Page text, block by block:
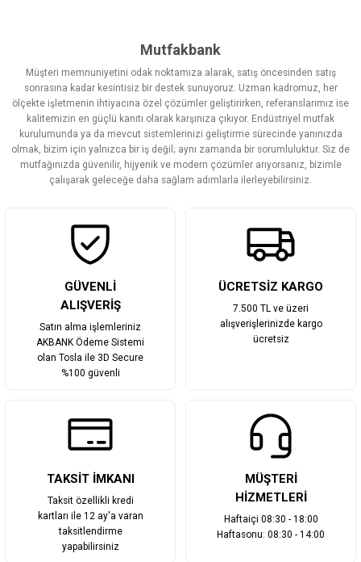
Görüş ve önerileriniz için teşekkür ederiz.
Ürün resmi kalitesiz, bozuk veya görüntülenemiyor.
Ürün açıklamasında eksik bilgiler bulunuyor.
Ürün bilgilerinde hatalar bulunuyor.
Ürün fiyatı diğer sitelerden daha pahalı.
Bu ürüne benzer farklı alternatifler olmalı.
Mutfakbank
Müşteri memnuniyetini odak noktamıza alarak, satış öncesinden satış
sonrasına kadar kesintisiz bir destek sunuyoruz. Uzman kadromuz, her
ölçekte işletmenin ihtiyacına özel çözümler geliştirirken, referanslarımız ise
kalitemizin en güçlü kanıtı olarak karşınıza çıkıyor. Endüstriyel mutfak
kurulumunda ya da mevcut sistemlerinizi geliştirme sürecinde yanınızda
olmak, bizim için yalnızca bir iş değil; aynı zamanda bir sorumluluktur. Siz de
mutfağınızda güvenilir, hijyenik ve modern çözümler arıyorsanız, bizimle
çalışarak geleceğe daha sağlam adımlarla ilerleyebilirsiniz.
GÜVENLİ
ALIŞVERİŞ
Satın alma işlemleriniz
AKBANK Ödeme Sistemi
olan Tosla ile 3D Secure
%100 güvenli
ÜCRETSİZ KARGO
7.500 TL ve üzeri
alışverişlerinizde kargo
ücretsiz
TAKSİT İMKANI
Taksit özellikli kredi
kartları ile 12 ay'a varan
taksitlendirme
yapabilirsiniz
MÜŞTERİ
HİZMETLERİ
Haftaiçi 08:30 - 18:00
Haftasonu: 08:30 - 14:00